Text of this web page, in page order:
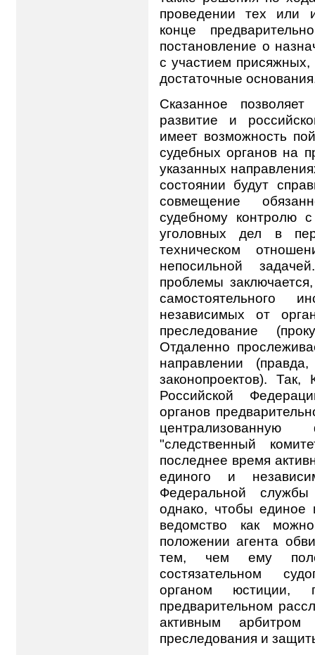
проведении тех или
конце
постановление о
с участием присяжных,
достаточные
Сказанное
развитие и
имеет возможность
судебных органов на
указанных
состоянии будут
совмещение
судебному контролю
уголовных дел в
техническом
непосильной
проблемы
самостоятельного
независимых от
преследование
Отдаленно
направлении
законопроектов).
Российской
органов
"следственный
последнее время
единого и
Федеральной
однако, чтобы единое
ведомство как
положении агента
тем, чем ему
состязательном
органом юстиции,
предварительном
активным
преследования и